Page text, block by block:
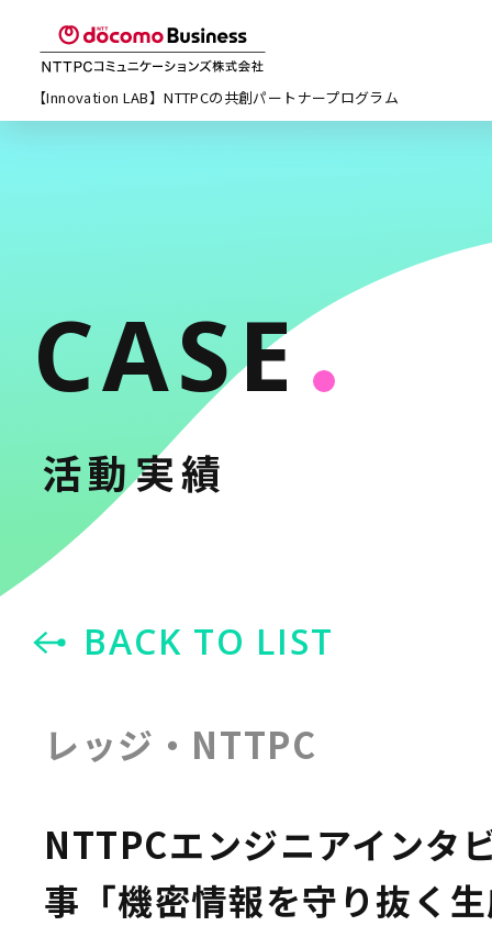
【Innovation LAB】NTTPCの共創パートナープログラム
CASE
活動実績
BACK TO LIST
レッジ・NTTPC
NTTPCエンジニアインタ
事「機密情報を守り抜く